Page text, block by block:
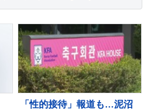
「性的接待」報道も…泥沼